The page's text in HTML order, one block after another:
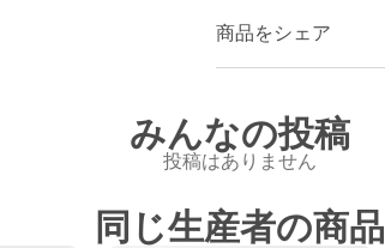
商品をシェア
みんなの投稿
投稿はありません
同じ生産者の商品